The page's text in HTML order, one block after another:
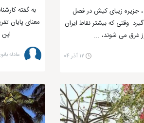
نقطه 35متر است.
داشتنی هم آشنا شوید، همسایگان کیش را
جزیره زیبای کیش در فصل
وقتی که بیشتر نقاط ایران
غرق می شوند، ...
۱۲ آذر ۰۴
به گفته
معنای پایان
عادله